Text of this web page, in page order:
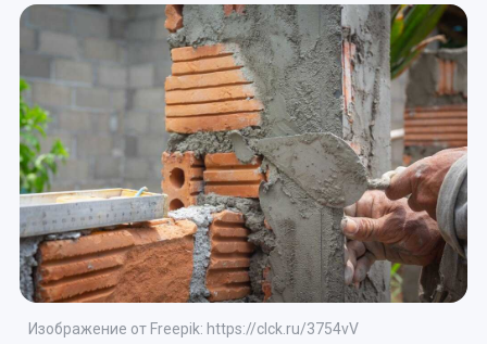
Изображение от Freepik: https://clck.ru/3754vV